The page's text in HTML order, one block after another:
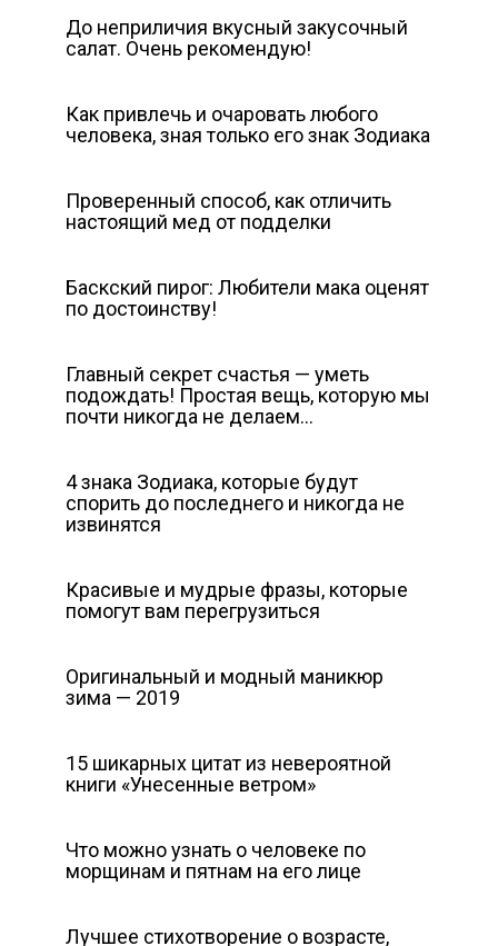
До неприличия вкусный закусочный
салат. Очень рекомендую!
Как привлечь и очаровать любого
человека, зная только его знак Зодиака
Проверенный способ, как отличить
настоящий мед от подделки
Баскский пирог: Любители мака оценят
по достоинству!
Главный секрет счастья — уметь
подождать! Простая вещь, которую мы
почти никогда не делаем…
4 знака Зодиака, которые будут
спорить до последнего и никогда не
извинятся
Красивые и мудрые фразы, которые
помогут вам перегрузиться
Оригинальный и модный маникюр
зима — 2019
15 шикарных цитат из невероятной
книги «Унесенные ветром»
Что можно узнать о человеке по
морщинам и пятнам на его лице
Лучшее стихотворение о возрасте,